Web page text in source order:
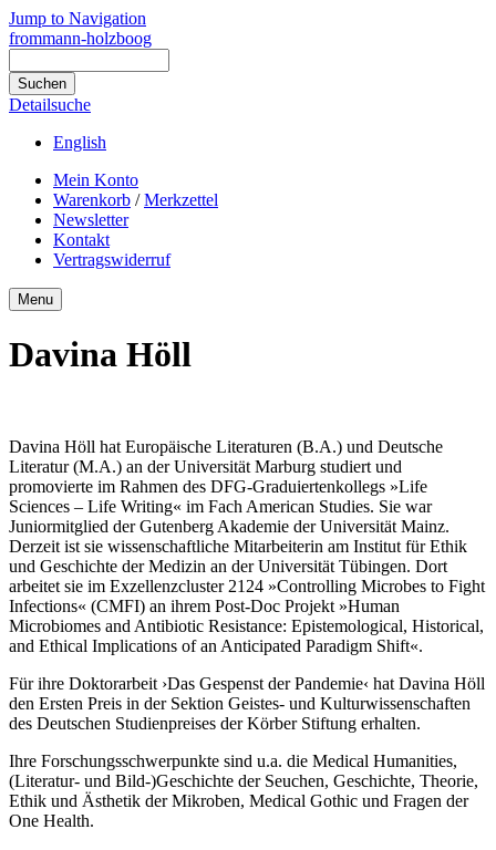
Jump to Navigation
frommann-holzboog
Detailsuche
English
Mein Konto
Warenkorb /Merkzettel
Newsletter
Kontakt
Vertragswiderruf
Menu
Davina Höll
Davina Höll hat Europäische Literaturen (B.A.) und Deutsche
Literatur (M.A.) an der Universität Marburg studiert und
promovierte im Rahmen des DFG-Graduiertenkollegs »Life
Sciences – Life Writing« im Fach American Studies. Sie war
Juniormitglied der Gutenberg Akademie der Universität Mainz.
Derzeit ist sie wissenschaftliche Mitarbeiterin am Institut für Ethik
und Geschichte der Medizin an der Universität Tübingen. Dort
arbeitet sie im Exzellenzcluster 2124 »Controlling Microbes to Fight
Infections« (CMFI) an ihrem Post-Doc Projekt »Human
Microbiomes and Antibiotic Resistance: Epistemological, Historical,
and Ethical Implications of an Anticipated Paradigm Shift«.
Für ihre Doktorarbeit ›Das Gespenst der Pandemie‹ hat Davina Höll
den Ersten Preis in der Sektion Geistes- und Kulturwissenschaften
des Deutschen Studienpreises der Körber Stiftung erhalten.
Ihre Forschungsschwerpunkte sind u.a. die Medical Humanities,
(Literatur- und Bild-)Geschichte der Seuchen, Geschichte, Theorie,
Ethik und Ästhetik der Mikroben, Medical Gothic und Fragen der
One Health.